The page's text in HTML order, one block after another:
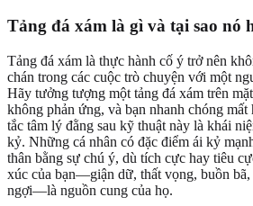
Tảng đá xám là gì và tại sao nó
Tảng đá xám là thực hành cố ý trở nên
chán trong các cuộc trò chuyện với một
Hãy tưởng tượng một tảng đá xám trên
không phản ứng, và bạn nhanh chóng
tắc tâm lý đằng sau kỹ thuật này là khái
kỷ. Những cá nhân có đặc điểm ái kỷ
thân bằng sự chú ý, dù tích cực hay tiêu
xúc của bạn—giận dữ, thất vọng, buồn
ngợi—là nguồn cung của họ.